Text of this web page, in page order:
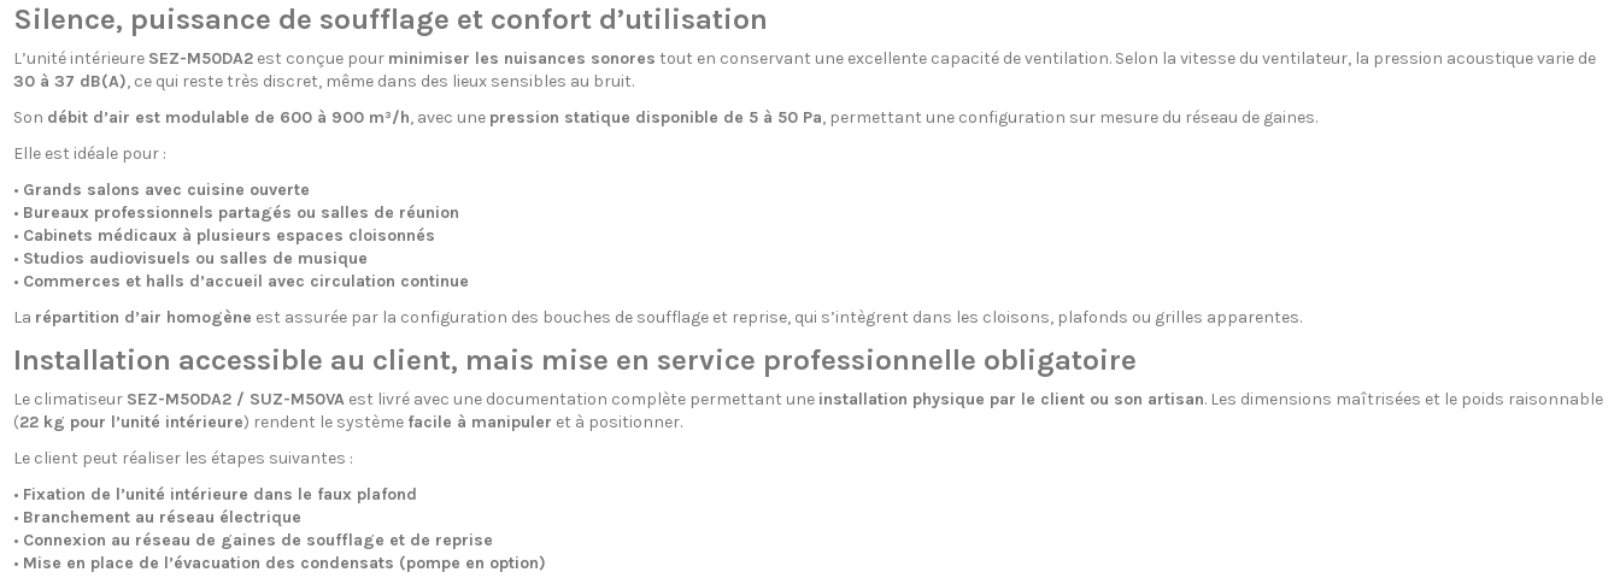
Silence, puissance de soufflage et confort d’utilisation
L’unité intérieure SEZ-M50DA2est conçue pour minimiser les nuisances sonores tout en conservant une excellente capacité de ventilation. Selon la vitesse du ventilateur, la pression acoustique varie de
30 à 37 dB(A), ce qui reste très discret, même dans des lieux sensibles au bruit.
Son débit d’air est modulable de 600 à 900 m³/h, avec une pression statique disponible de 5 à 50 Pa, permettant une configuration sur mesure du réseau de gaines.
Elle est idéale pour :
• Grands salons avec cuisine ouverte
• Bureaux professionnels partagés ou salles de réunion
• Cabinets médicaux à plusieurs espaces cloisonnés
• Studios audiovisuels ou salles de musique
• Commerces et halls d’accueil avec circulation continue
La répartition d’air homogène est assurée par la configuration des bouches de soufflage et reprise, qui s’intègrent dans les cloisons, plafonds ou grilles apparentes.
Installation accessible au client, mais mise en service professionnelle obligatoire
Le climatiseur SEZ-M50DA2 / SUZ-M50VAest livré avec une documentation complète permettant une installation physique par le client ou son artisan. Les dimensions maîtrisées et le poids raisonnable
(22 kg pour l’unité intérieure) rendent le système facile à manipuler et à positionner.
Le client peut réaliser les étapes suivantes :
• Fixation de l’unité intérieure dans le faux plafond
• Branchement au réseau électrique
• Connexion au réseau de gaines de soufflage et de reprise
• Mise en place de l’évacuation des condensats (pompe en option)